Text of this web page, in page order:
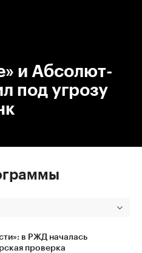
и Абсолют-
под угрозу
в РЖД началась
проверка